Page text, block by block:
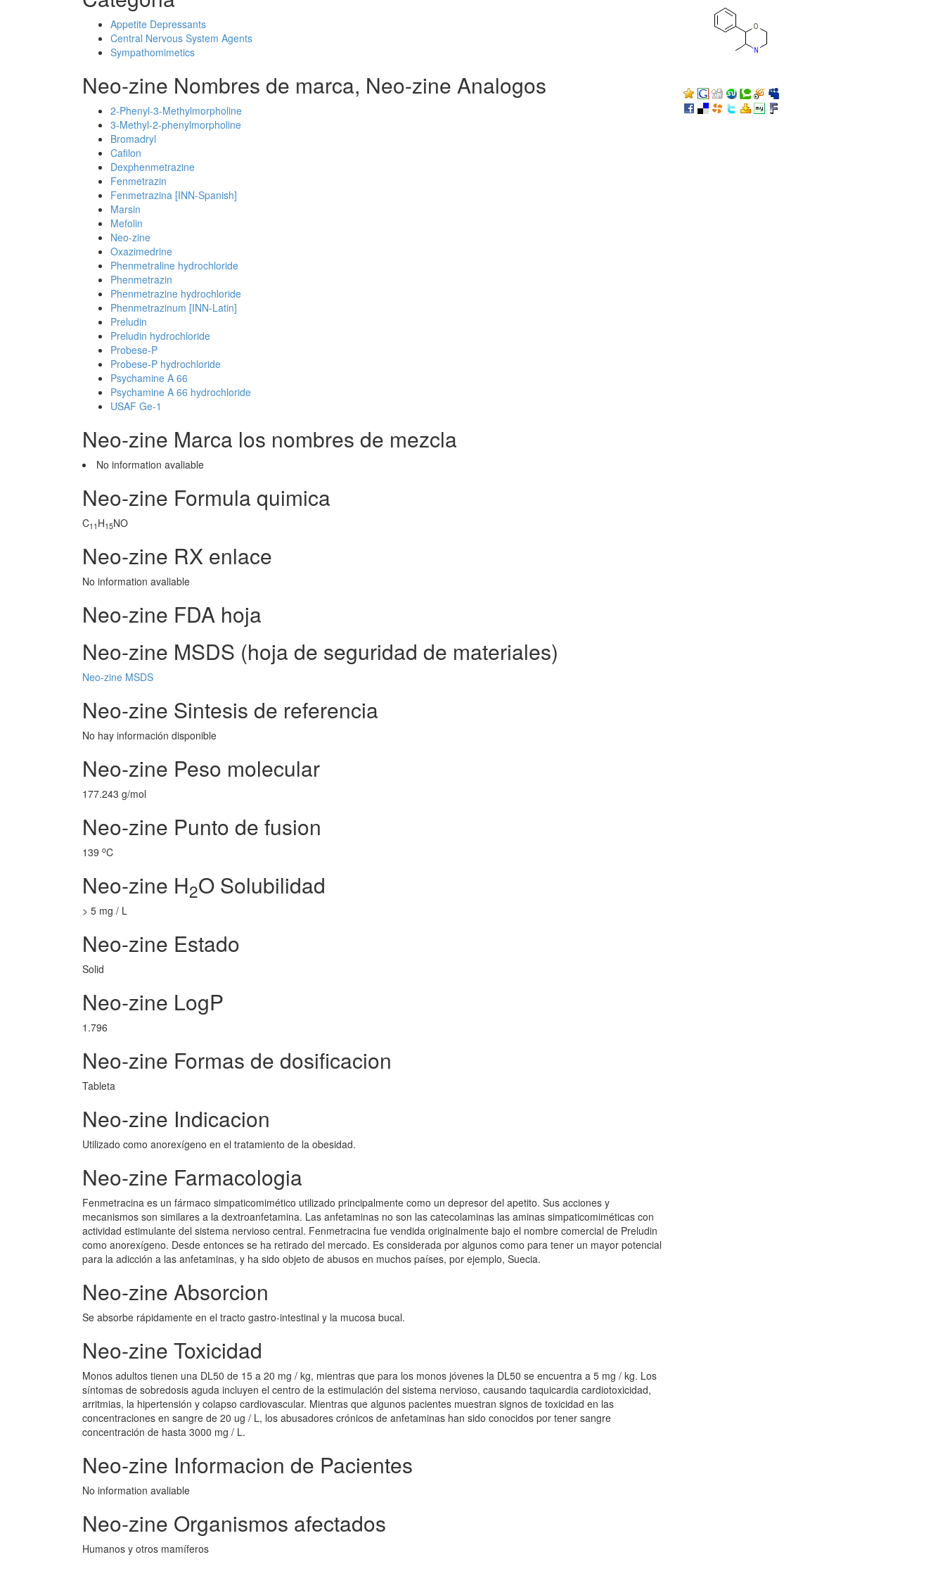
Appetite Depressants
Central Nervous System Agents
Sympathomimetics
Neo-zine Nombres de marca, Neo-zine Analogos
2-Phenyl-3-Methylmorpholine
3-Methyl-2-phenylmorpholine
Bromadryl
Cafilon
Dexphenmetrazine
Fenmetrazin
Fenmetrazina [INN-Spanish]
Marsin
Mefolin
Neo-zine
Oxazimedrine
Phenmetraline hydrochloride
Phenmetrazin
Phenmetrazine hydrochloride
Phenmetrazinum [INN-Latin]
Preludin
Preludin hydrochloride
Probese-P
Probese-P hydrochloride
Psychamine A 66
Psychamine A 66 hydrochloride
USAF Ge-1
Neo-zine Marca los nombres de mezcla
No information avaliable
Neo-zine Formula quimica
C11 H15NO
Neo-zine RX enlace
No information avaliable
Neo-zine FDA hoja
Neo-zine MSDS (hoja de seguridad de materiales)
Neo-zine MSDS
Neo-zine Sintesis de referencia
No hay información disponible
Neo-zine Peso molecular
177.243 g/mol
Neo-zine Punto de fusion
139 oC
Neo-zine H2O Solubilidad
> 5 mg / L
Neo-zine Estado
Solid
Neo-zine LogP
1.796
Neo-zine Formas de dosificacion
Tableta
Neo-zine Indicacion
Utilizado como anorexígeno en el tratamiento de la obesidad.
Neo-zine Farmacologia
Fenmetracina es un fármaco simpaticomimético utilizado principalmente como un depresor del apetito. Sus acciones y
mecanismos son similares a la dextroanfetamina. Las anfetaminas no son las catecolaminas las aminas simpaticomiméticas con
actividad estimulante del sistema nervioso central. Fenmetracina fue vendida originalmente bajo el nombre comercial de Preludin
como anorexígeno. Desde entonces se ha retirado del mercado. Es considerada por algunos como para tener un mayor potencial
para la adicción a las anfetaminas, y ha sido objeto de abusos en muchos países, por ejemplo, Suecia.
Neo-zine Absorcion
Se absorbe rápidamente en el tracto gastro-intestinal y la mucosa bucal.
Neo-zine Toxicidad
Monos adultos tienen una DL50 de 15 a 20 mg / kg, mientras que para los monos jóvenes la DL50 se encuentra a 5 mg / kg. Los
síntomas de sobredosis aguda incluyen el centro de la estimulación del sistema nervioso, causando taquicardia cardiotoxicidad,
arritmias, la hipertensión y colapso cardiovascular. Mientras que algunos pacientes muestran signos de toxicidad en las
concentraciones en sangre de 20 ug / L, los abusadores crónicos de anfetaminas han sido conocidos por tener sangre
concentración de hasta 3000 mg / L.
Neo-zine Informacion de Pacientes
No information avaliable
Neo-zine Organismos afectados
Humanos y otros mamíferos